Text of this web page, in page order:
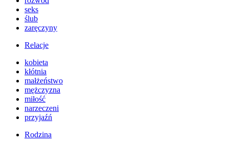
seks
ślub
zaręczyny
Relacje
kobieta
kłótnia
małżeństwo
mężczyzna
miłość
narzeczeni
przyjaźń
Rodzina